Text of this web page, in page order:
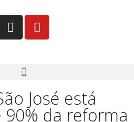
José está
da reforma